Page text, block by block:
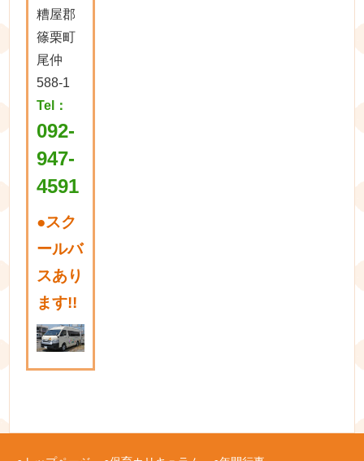
糟屋郡
篠栗町
尾仲
588-1
Tel：
092-
947-
4591
●スク
ールバ
スあり
ます!!